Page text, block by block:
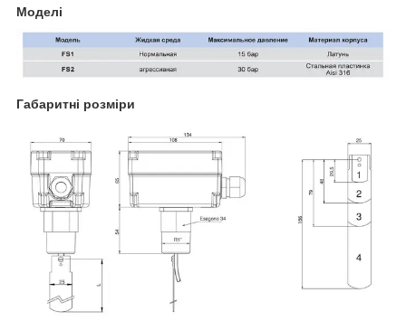
Моделі
Габаритні розміри